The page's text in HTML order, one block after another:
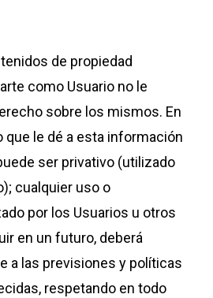
de propiedad
como Usuario no le
sobre los mismos. En
que le dé a esta información
ser privativo (utilizado
cualquier uso o
por los Usuarios u otros
en un futuro, deberá
a las previsiones y políticas
respetando en todo